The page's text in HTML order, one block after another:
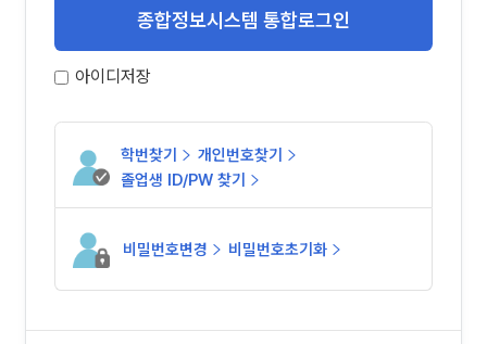
아이디저장
학번찾기
개인번호찾기
졸업생 ID/PW 찾기
비밀번호변경 비밀번호초기화